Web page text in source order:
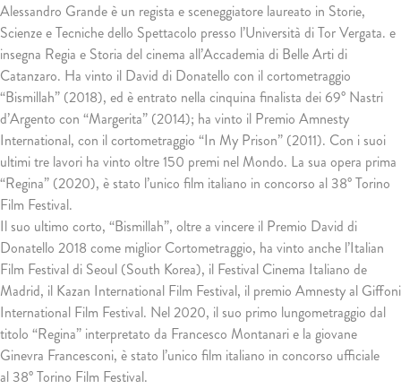
Alessandro Grande è un regista e sceneggiatore laureato in Storie,
Scienze e Tecniche dello Spettacolo presso l’Università di Tor Vergata. e
insegna Regia e Storia del cinema all’Accademia di Belle Arti di
Catanzaro. Ha vinto il David di Donatello con il cortometraggio
“Bismillah” (2018), ed è entrato nella cinquina finalista dei 69° Nastri
d’Argento con “Margerita” (2014); ha vinto il Premio Amnesty
International, con il cortometraggio “In My Prison” (2011). Con i suoi
ultimi tre lavori ha vinto oltre 150 premi nel Mondo. La sua opera prima
“Regina” (2020), è stato l’unico film italiano in concorso al 38° Torino
Film Festival.
Il suo ultimo corto, “Bismillah”, oltre a vincere il Premio David di
Donatello 2018 come miglior Cortometraggio, ha vinto anche l’Italian
Film Festival di Seoul (South Korea), il Festival Cinema Italiano de
Madrid, il Kazan International Film Festival, il premio Amnesty al Giffoni
International Film Festival. Nel 2020, il suo primo lungometraggio dal
titolo “Regina” interpretato da Francesco Montanari e la giovane
Ginevra Francesconi, è stato l’unico film italiano in concorso ufficiale
al 38° Torino Film Festival.